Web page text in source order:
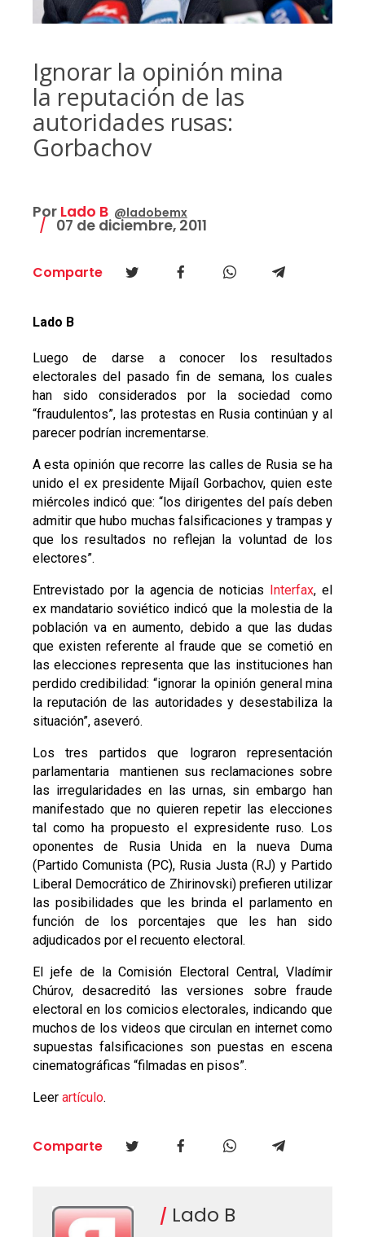
Ignorar la opinión mina
la reputación de las
autoridades rusas:
Gorbachov
Por Lado B @ladobemx
07 de diciembre, 2011
Comparte
Lado B
Luego de darse a conocer los resultados
electorales del pasado fin de semana, los cuales
han sido considerados por la sociedad como
“fraudulentos”, las protestas en Rusia continúan y al
parecer podrían incrementarse.
A esta opinión que recorre las calles de Rusia se ha
unido el ex presidente Mijaíl Gorbachov, quien este
miércoles indicó que: “los dirigentes del país deben
admitir que hubo muchas falsificaciones y trampas y
que los resultados no reflejan la voluntad de los
electores”.
Entrevistado por la agencia de noticias Interfax, el
ex mandatario soviético indicó que la molestia de la
población va en aumento, debido a que las dudas
que existen referente al fraude que se cometió en
las elecciones representa que las instituciones han
perdido credibilidad: “ignorar la opinión general mina
la reputación de las autoridades y desestabiliza la
situación”, aseveró.
Los tres partidos que lograron representación
parlamentaria mantienen sus reclamaciones sobre
las irregularidades en las urnas, sin embargo han
manifestado que no quieren repetir las elecciones
tal como ha propuesto el expresidente ruso. Los
oponentes de Rusia Unida en la nueva Duma
(Partido Comunista (PC), Rusia Justa (RJ) y Partido
Liberal Democrático de Zhirinovski) prefieren utilizar
las posibilidades que les brinda el parlamento en
función de los porcentajes que les han sido
adjudicados por el recuento electoral.
El jefe de la Comisión Electoral Central, Vladímir
Chúrov, desacreditó las versiones sobre fraude
electoral en los comicios electorales, indicando que
muchos de los videos que circulan en internet como
supuestas falsificaciones son puestas en escena
cinematográficas “filmadas en pisos”.
Leer artículo.
Comparte
Lado B